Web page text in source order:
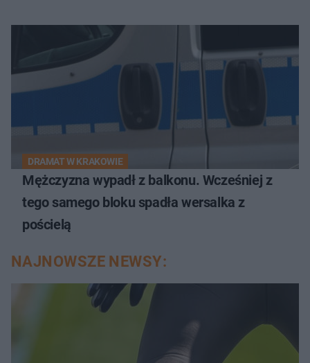
DRAMAT W KRAKOWIE
Mężczyzna wypadł z balkonu. Wcześniej z
tego samego bloku spadła wersalka z
pościelą
NAJNOWSZE NEWSY: